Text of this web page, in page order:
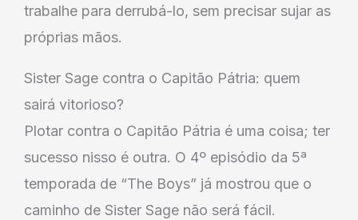
trabalhe para derrubá-lo, sem precisar sujar as
próprias mãos.
Sister Sage contra o Capitão Pátria: quem
sairá vitorioso?
Plotar contra o Capitão Pátria é uma coisa; ter
sucesso nisso é outra. O 4º episódio da 5ª
temporada de “The Boys” já mostrou que o
caminho de Sister Sage não será fácil.